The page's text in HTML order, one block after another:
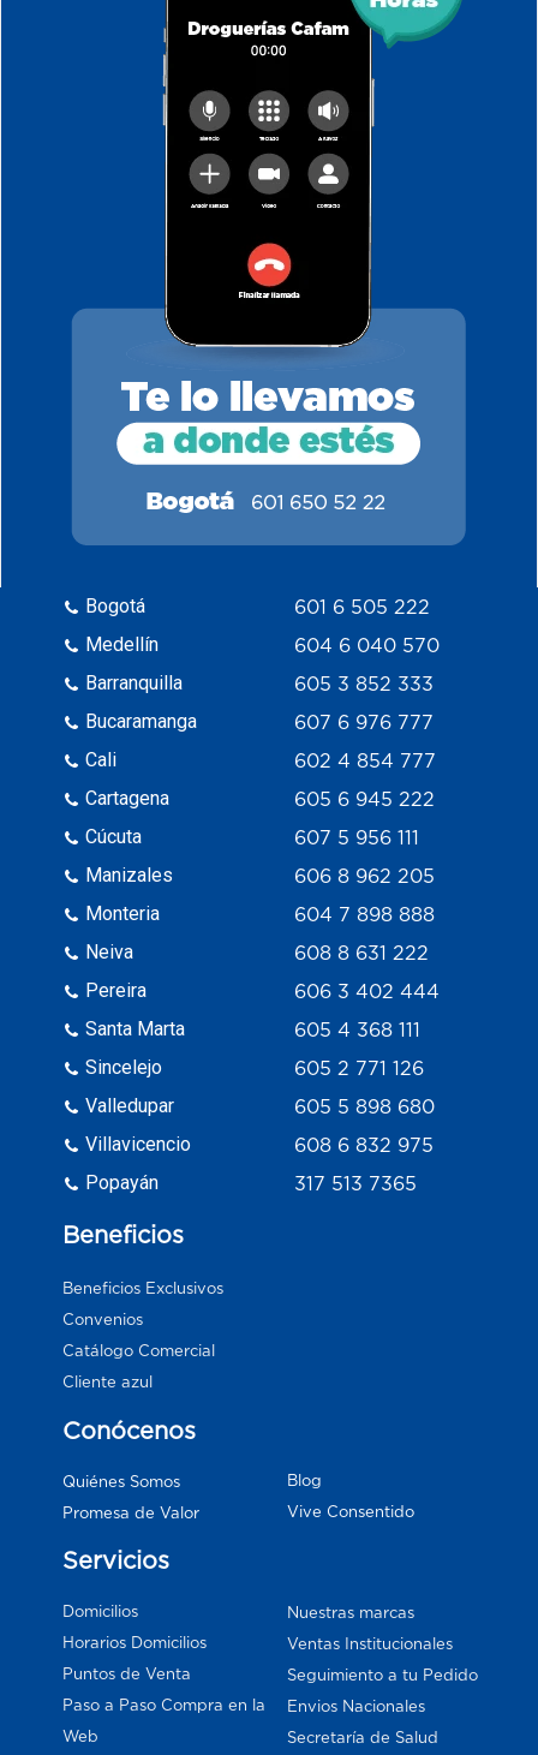
Bogotá
Medellín
Barranquilla
Bucaramanga
Cali
Cartagena
Cúcuta
Manizales
Monteria
Neiva
Pereira
Santa Marta
Sincelejo
Valledupar
Villavicencio
Popayán
601 6 505 222
604 6 040 570
605 3 852 333
607 6 976 777
602 4 854 777
605 6 945 222
607 5 956 111
606 8 962 205
604 7 898 888
608 8 631 222
606 3 402 444
605 4 368 111
605 2 771 126
605 5 898 680
608 6 832 975
317 513 7365
Beneficios
Beneficios Exclusivos
Convenios
Catálogo Comercial
Cliente azul
Conócenos
Quiénes Somos
Promesa de Valor
Blog
Vive Consentido
Servicios
Domicilios
Horarios Domicilios
Puntos de Venta
Paso a Paso Compra en la
Web
Nuestras marcas
Ventas Institucionales
Seguimiento a tu Pedido
Envios Nacionales
Secretaría de Salud